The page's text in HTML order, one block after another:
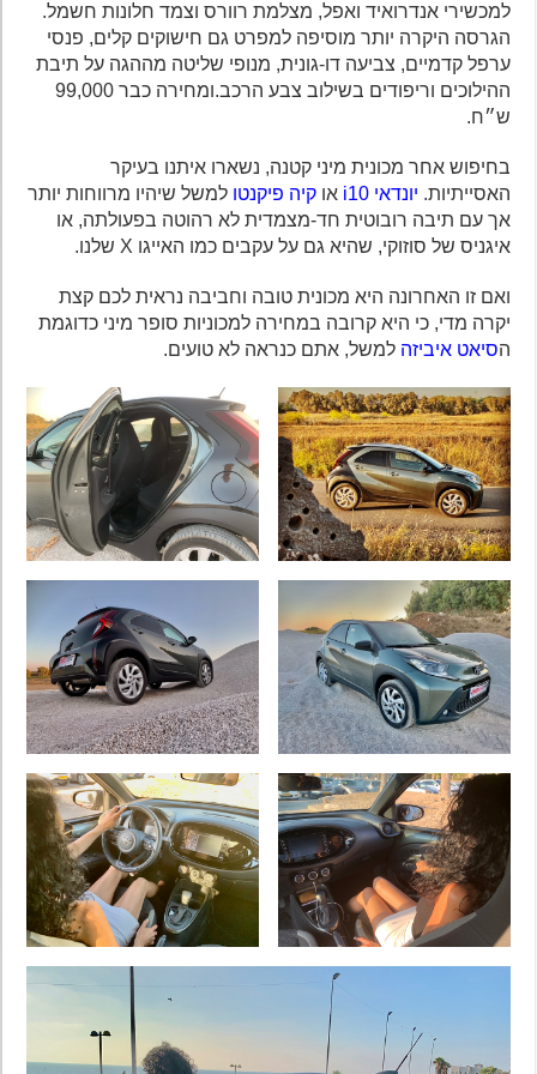
למכשירי אנדרואיד ואפל, מצלמת רוורס וצמד חלונות חשמל.
הגרסה היקרה יותר מוסיפה למפרט גם חישוקים קלים, פנסי
ערפל קדמיים, צביעה דו-גונית, מנופי שליטה מההגה על תיבת
ההילוכים וריפודים בשילוב צבע הרכב.ומחירה כבר 99,000
ש״ח.
בחיפוש אחר מכונית מיני קטנה, נשארו איתנו בעיקר
האסייתיות.יונדאי i10 אוקיה פיקנטולמשל שיהיו מרווחות יותר
אך עם תיבה רובוטית חד-מצמדית לא רהוטה בפעולתה, או
איגניס של סוזוקי, שהיא גם על עקבים כמו האייגו X שלנו.
ואם זו האחרונה היא מכונית טובה וחביבה נראית לכם קצת
יקרה מדי, כי היא קרובה במחירה למכוניות סופר מיני כדוגמת
סיאט איביזהלמשל, אתם כנראה לא טועים.